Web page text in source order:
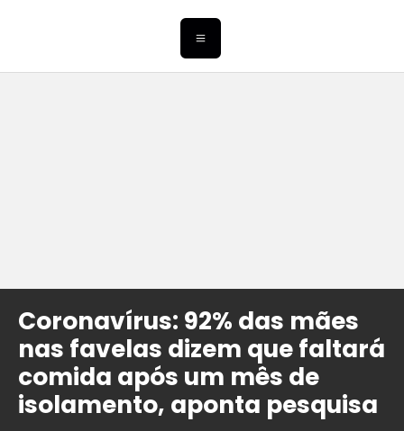
Coronavírus: 92% das mães
nas favelas dizem que faltará
comida após um mês de
isolamento, aponta pesquisa